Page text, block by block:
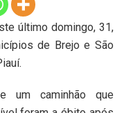
último domingo, 31,
de Brejo e São
um caminhão que